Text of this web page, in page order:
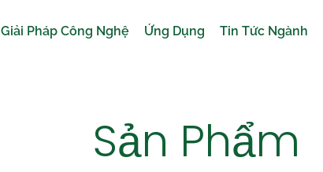
Giải Pháp Công Nghệ Ứng Dụng Tin Tức Ngành
Sản Phẩm